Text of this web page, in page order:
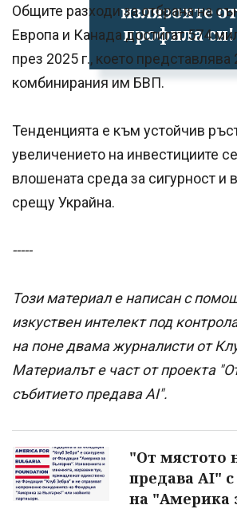
излязохте от
профила си!
Общите разходи за отбрана на
Европа и Канада достигат 574
през 2025 г., което представлява
комбинирания им БВП.
Тенденцията е към устойчив
увеличението на инвестициите
влошената среда за сигурност и
срещу Украйна.
-----
Този материал е написан с
изкуствен интелект под
на поне двама журналисти от
Материалът е част от проекта
събитието предава AI".
"От мястото
предава AI"
на "Америка